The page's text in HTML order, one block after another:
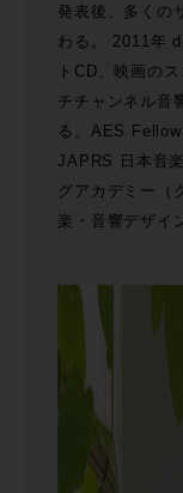
発表後、多くの
わる。 2011年
トCD、映画の
チチャンネル音
る。AES
JAPRS 日本音
グアカデミー（
楽・音響デザイ